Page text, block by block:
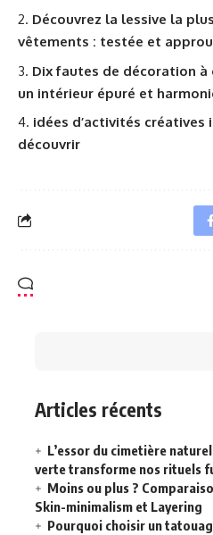
Découvrez la lessive la
vêtements : testée et
Dix fautes de décoration
un intérieur épuré et
idées d’activités créatives
découvrir
Articles récents
L’essor du cimetière
verte transforme nos rituels
Moins ou plus ?
Skin-minimalism et Layering
Pourquoi choisir un